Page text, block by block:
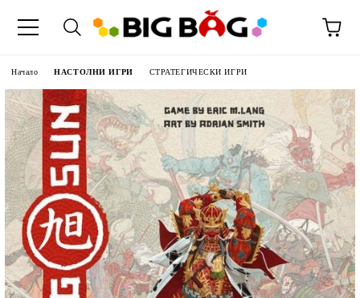
Начало НАСТОЛНИ ИГРИ СТРАТЕГИЧЕСКИ ИГРИ